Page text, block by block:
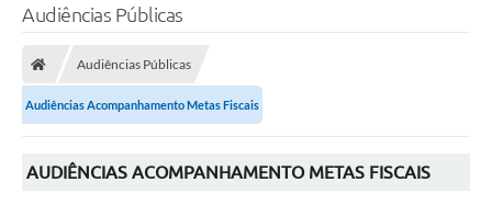
Publicações Oficiais
Cadastro de Artesãos
Audiências Públicas
Audiências Públicas
Audiências Acompanhamento Metas Fiscais
AUDIÊNCIAS ACOMPANHAMENTO METAS FISCAIS